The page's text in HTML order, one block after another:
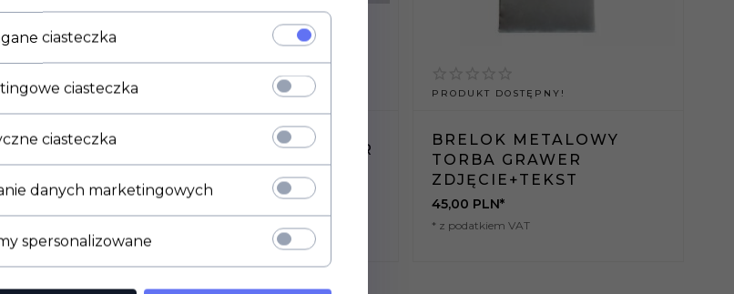
PRODUKT DOSTĘPNY!
BRELOK SERCE GRAWER
TEKSTU
30,00 PLN*
* z podatkiem VAT
PRODUKT DOSTĘPNY!
BRELOK METALOWY
TORBA GRAWER
ZDJĘCIE+TEKST
45,00 PLN*
* z podatkiem VAT
ciasteczka
ciasteczka
ciasteczka
danych marketingowych
spersonalizowane